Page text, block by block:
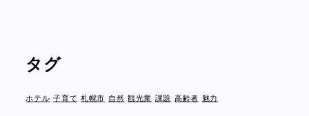
タグ
ホテル 子育て 札幌市 自然 観光業 課題 高齢者 魅力